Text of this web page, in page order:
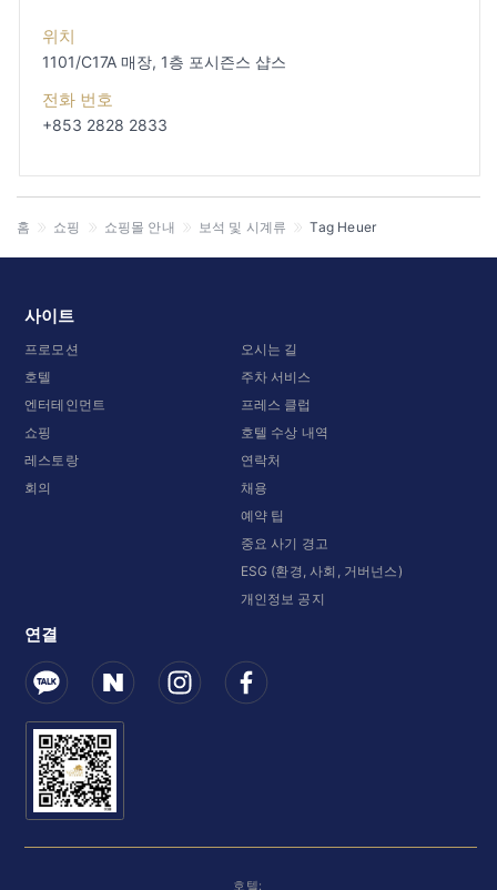
위치
1101/C17A 매장, 1층 포시즌스 샵스
전화 번호
+853 2828 2833
홈 쇼핑 쇼핑몰 안내 보석 및 시계류 Tag Heuer
사이트
프로모션
호텔
엔터테인먼트
쇼핑
레스토랑
회의
오시는 길
주차 서비스
프레스 클럽
호텔 수상 내역
연락처
채용
예약 팁
중요 사기 경고
ESG (환경, 사회, 거버넌스)
개인정보 공지
연결
호텔: